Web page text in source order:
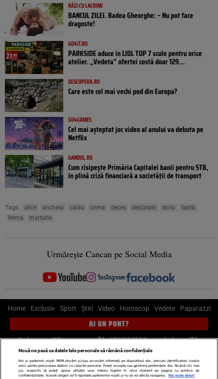
RÂZI CU LACRIMI
BANCUL ZILEI. Badea Gheorghe: – Nu pot face
dragoste!
GO4IT.RO
PARKSIDE aduce în LIDL TOP 7 scule pentru orice
atelier. „Vedeta” ofertei costă doar 129...
DESCOPERA.RO
Care este cel mai vechi pod din Europa?
GO4GAMES
Cel mai așteptat joc video al anului va debuta pe
Netflix
GANDUL.RO
Cum risipește Primăria Capitalei banii pentru STB,
în plină criză financiară a societății de transport
Tags: alice ancheta calau crima deces declaratii doliu
faptă
ferma
marturie
Urmărește Cancan pe Social Media
Home Exclusiv Sport Știri Video Horoscop Vedete Paparazzi
AI UN PONT?
Scrie-ne pe Whatsapp, sună la 0741226226 sau trimite mail la
pont@cancan.ro
Știri interne Știri externe Politică
Nouă ne pasă ca datele tale personale să rămână confidențiale
Noi și partenerii noștri 1019stocăm și/sau accesăm informații pe dispozitivul dvs., precum identificatorii cookie
unici pentru prelucrarea datelor cu caracter personal. Puteți accepta sau gestiona preferințele dvs. făcând clic mai
jos, respectiv vă puteți opune utilizării unui interes legitim în orice moment pe pagina cu politica de
confidențialitate. Aceste alegeri vor fi raportate partenerilor noștri și nu vă vor afecta navigarea.
Mai multe detalii